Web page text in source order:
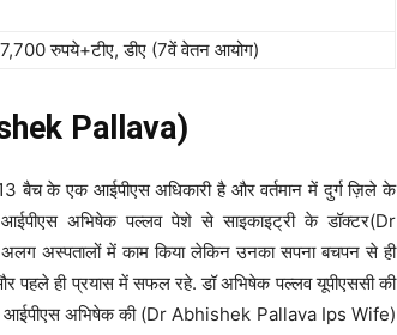
रुपये+टीए, डीए (7वें वेतन आयोग)
Pallava)
बैच के एक आईपीएस अधिकारी है और वर्तमान में दुर्ग ज़िले के
अभिषेक पल्लव पेशे से साइकाइट्री के डॉक्टर(Dr
अस्पतालों में काम किया लेकिन उनका सपना बचपन से ही
पहले ही प्रयास में सफल रहे. डॉ अभिषेक पल्लव यूपीएससी की
आईपीएस अभिषेक की (Dr Abhishek Pallava Ips Wife)